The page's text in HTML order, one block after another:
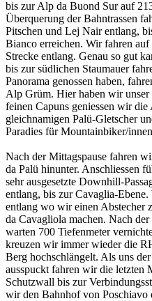
bis zur Alp da Buond Sur auf
Überquerung der Bahntrassen
Pitschen und Lej Nair entlang,
Bianco erreichen. Wir fahren
Strecke entlang. Genau so gut
bis zur südlichen Staumauer
Panorama genossen haben,
Alp Grüm. Hier haben wir
feinen Capuns geniessen wir
gleichnamigen Palü-Gletscher
Paradies für Mountainbiker/
Nach der Mittagspause fahren
da Palü hinunter. Anschliessen
sehr ausgesetzte Downhill-
entlang, bis zur Cavaglia-
entlang wo wir einen Abstecher
da Cavagliola machen. Nach
warten 700 Tiefenmeter
kreuzen wir immer wieder die
Berg hochschlängelt. Als uns
ausspuckt fahren wir die letzten
Schutzwall bis zur
wir den Bahnhof von Poschiavo